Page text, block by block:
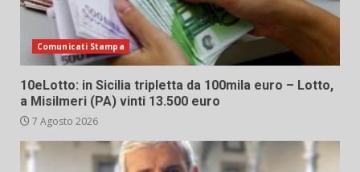
Comunicati Stampa
10eLotto: in Sicilia tripletta da 100mila euro – Lotto,
a Misilmeri (PA) vinti 13.500 euro
7 Agosto 2026